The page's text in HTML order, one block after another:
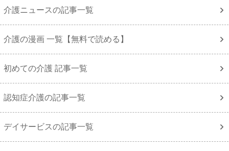
介護ニュースの記事一覧
介護の漫画 一覧【無料で読める】
初めての介護 記事一覧
認知症介護の記事一覧
デイサービスの記事一覧